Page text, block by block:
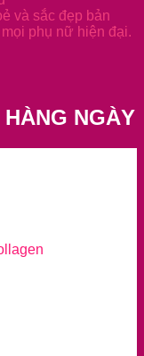
và sắc đẹp bản
phụ nữ hiện đại.
NGÀY